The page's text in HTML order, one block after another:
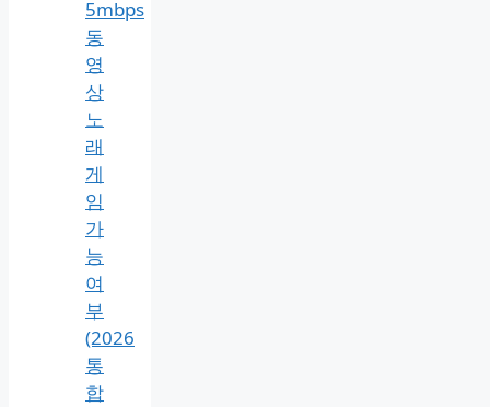
5mbps
동
영
상
노
래
게
임
가
능
여
부
(2026
통
합